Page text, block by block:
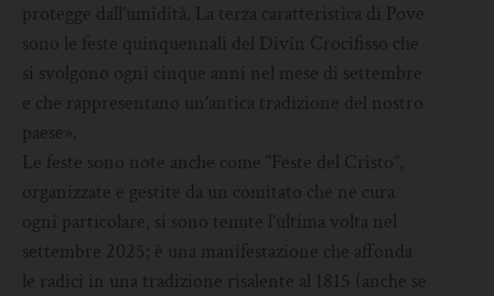
protegge dall’umidità. La terza caratteristica di Pove
sono le feste quinquennali del Divin Crocifisso che
si svolgono ogni cinque anni nel mese di settembre
e che rappresentano un’antica tradizione del nostro
paese».
Le feste sono note anche come “Feste del Cristo”,
organizzate e gestite da un comitato che ne cura
ogni particolare, si sono tenute l’ultima volta nel
settembre 2025; è una manifestazione che affonda
le radici in una tradizione risalente al 1815 (anche se